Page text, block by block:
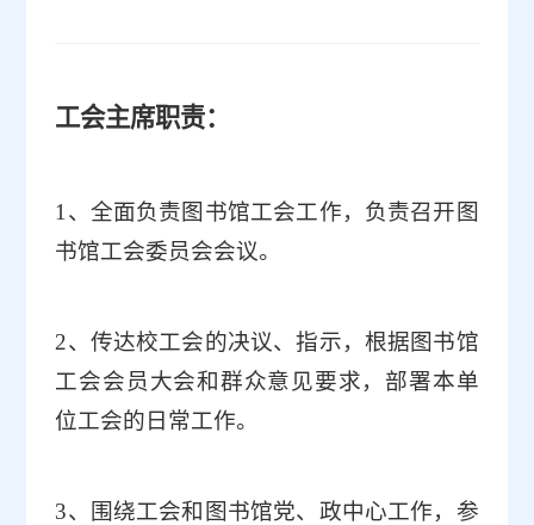
工会主席职责：
1 、全面负责图书馆工会工作，负责召开图
书馆工会委员会会议。
2、传达校工会的决议、指示，根据图书馆
工会会员大会和群众意见要求，部署本单
位工会的日常工作。
3、围绕工会和图书馆党、政中心工作，参